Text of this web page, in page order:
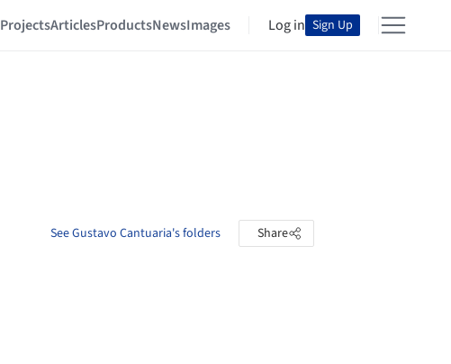
ProjectsArticlesProductsNewsImages Log in Sign Up
See Gustavo Cantuaria's folders Share